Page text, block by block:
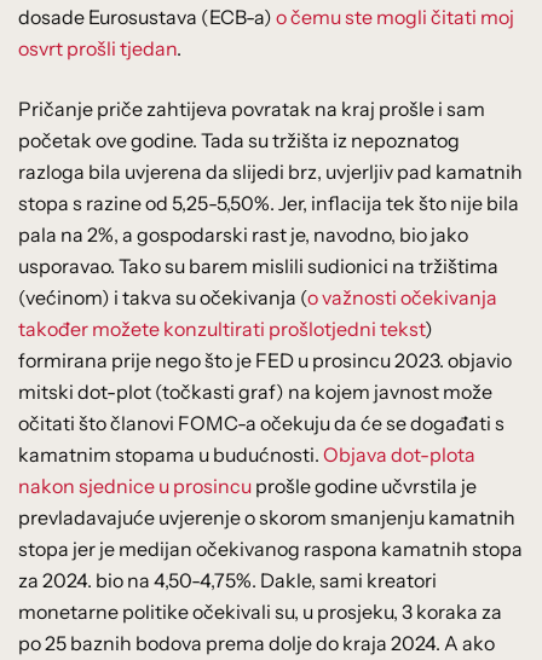
dosade Eurosustava (ECB-a) o čemu ste mogli čitati moj
osvrt prošli tjedan.
Pričanje priče zahtijeva povratak na kraj prošle i sam
početak ove godine. Tada su tržišta iz nepoznatog
razloga bila uvjerena da slijedi brz, uvjerljiv pad kamatnih
stopa s razine od 5,25-5,50%. Jer, inflacija tek što nije bila
pala na 2%, a gospodarski rast je, navodno, bio jako
usporavao. Tako su barem mislili sudionici na tržištima
(većinom) i takva su očekivanja (o važnosti očekivanja
također možete konzultirati prošlotjedni tekst)
formirana prije nego što je FED u prosincu 2023. objavio
mitski dot-plot (točkasti graf) na kojem javnost može
očitati što članovi FOMC-a očekuju da će se događati s
kamatnim stopama u budućnosti. Objava dot-plota
nakon sjednice u prosincu prošle godine učvrstila je
prevladavajuće uvjerenje o skorom smanjenju kamatnih
stopa jer je medijan očekivanog raspona kamatnih stopa
za 2024. bio na 4,50-4,75%. Dakle, sami kreatori
monetarne politike očekivali su, u prosjeku, 3 koraka za
po 25 baznih bodova prema dolje do kraja 2024. A ako